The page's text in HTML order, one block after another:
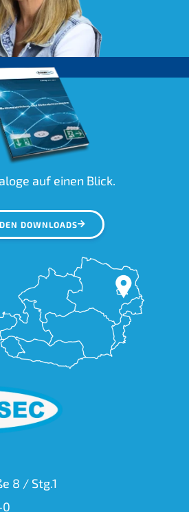
auf einen Blick.
DOWNLOADS
8 / Stg.1
0